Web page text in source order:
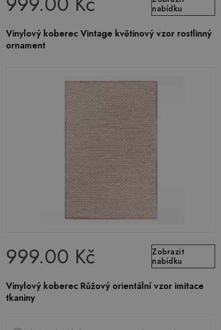
nabídku
Vinylový koberec Vintage květinový vzor rostlinný
ornament
999.00 Kč
Zobrazit
nabídku
Vinylový koberec Růžový orientální vzor imitace
tkaniny